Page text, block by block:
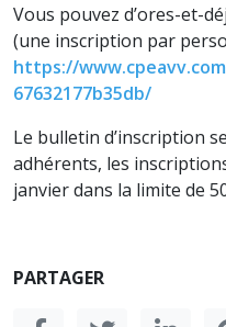
Vous pouvez d’ores-et-
(une inscription par
https://
67632177b35db/
Le bulletin d’inscription
adhérents, les
janvier dans la limite de
PARTAGER